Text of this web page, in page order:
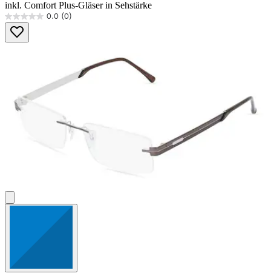
inkl. Comfort Plus-Gläser in Sehstärke
0.0 (0)
0.0
von
5